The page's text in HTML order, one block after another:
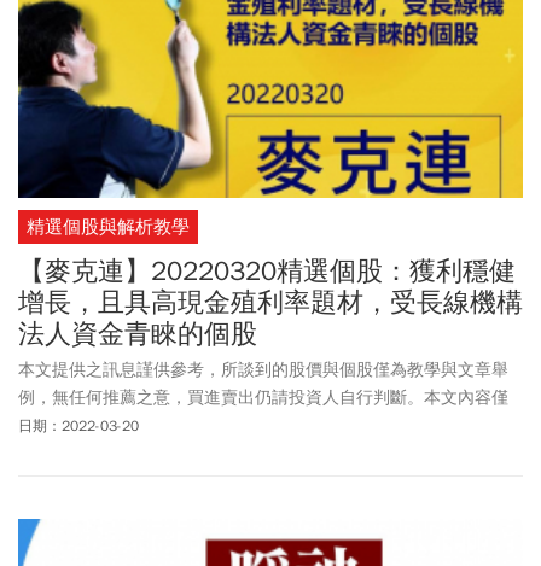
精選個股與解析教學
【麥克連】20220320精選個股：獲利穩健
增長，且具高現金殖利率題材，受長線機構
法人資金青睞的個股
本文提供之訊息謹供參考，所談到的股價與個股僅為教學與文章舉
例，無任何推薦之意，買進賣出仍請投資人自行判斷。本文內容僅
供訂閱戶本人使用，非經授權嚴禁任何翻印、轉載，或以任何型態
日期：2022-03-20